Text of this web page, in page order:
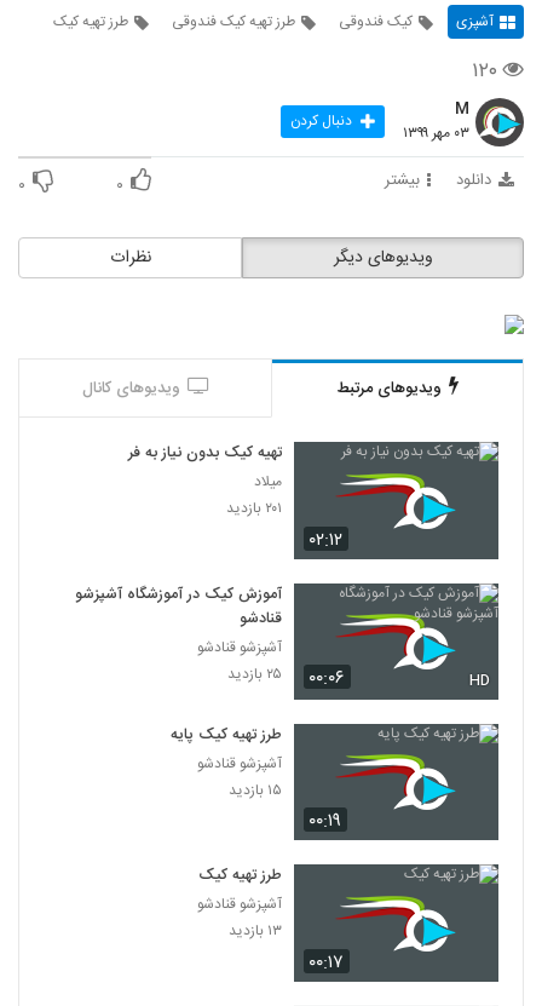
آشپزی کیک فندوقی طرز تهیه کیک فندوقی طرز تهیه کیک
۱۲۰
M
۰۳ مهر ۱۳۹۹ دنبال کردن
دانلود بیشتر ۰ ۰
نظرات ویدیوهای دیگر
ویدیوهای مرتبط ویدیوهای کانال
۰۲:۱۲
تهیه کیک بدون نیاز به فر
میلاد
۲۰۱ بازدید
۰۰:۰۶ HD
آموزش کیک در آموزشگاه آشپزشو
قنادشو
آشپزشو قنادشو
۲۵ بازدید
۰۰:۱۹
طرز تهیه کیک پایه
آشپزشو قنادشو
۱۵ بازدید
۰۰:۱۷
طرز تهیه کیک
آشپزشو قنادشو
۱۳ بازدید